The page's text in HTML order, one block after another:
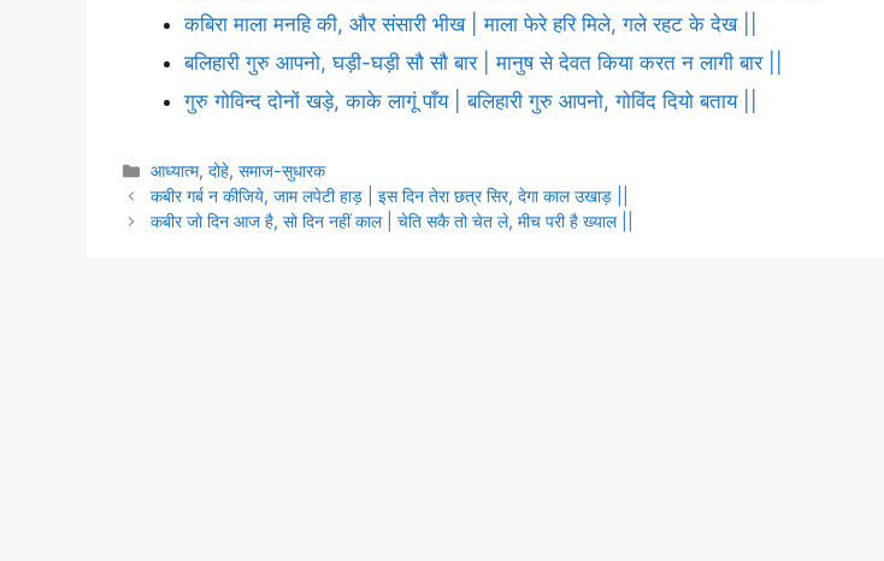
कबिरा माला मनहि की, और संसारी भीख | माला फेरे हरि मिले, गले रहट के देख ||
बलिहारी गुरु आपनो, घड़ी-घड़ी सौ सौ बार | मानुष से देवत किया करत न लागी बार ||
गुरु गोविन्द दोनों खड़े, काके लागूं पाँय | बलिहारी गुरु आपनो, गोविंद दियो बताय ||
Categories
आध्यात्म,दोहे,समाज-सुधारक
कबीर गर्ब न कीजिये, जाम लपेटी हाड़ | इस दिन तेरा छत्र सिर, देगा काल उखाड़ ||
कबीर जो दिन आज है, सो दिन नहीं काल | चेति सकै तो चेत ले, मीच परी है ख्याल ||